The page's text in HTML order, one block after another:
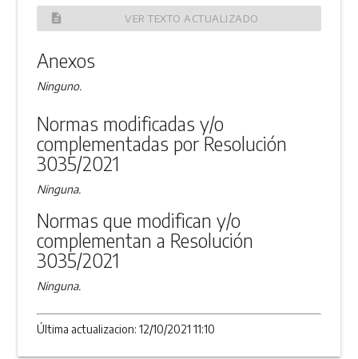
description VER TEXTO ACTUALIZADO
Anexos
Ninguno.
Normas modificadas y/o
complementadas por Resolución
3035/2021
Ninguna.
Normas que modifican y/o
complementan a Resolución
3035/2021
Ninguna.
Última actualizacion: 12/10/2021 11:10